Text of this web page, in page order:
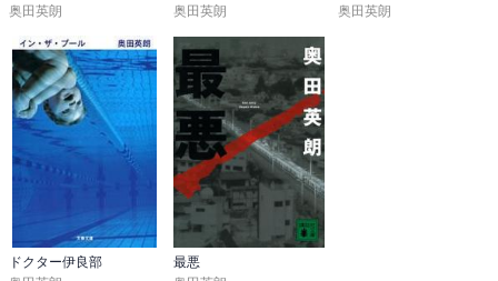
奥田英朗
奥田英朗
奥田英朗
ドクター伊良部
最悪